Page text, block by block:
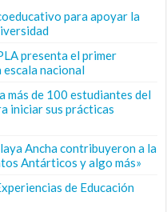
para apoyar la
presenta el primer
nacional
más de 100 estudiantes del
iniciar sus prácticas
Ancha contribuyeron a la
Antárticos y algo más»
de Educación